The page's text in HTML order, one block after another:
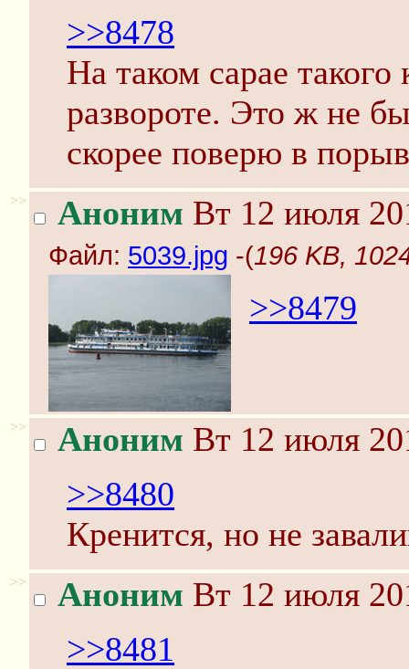
>>8478
На таком сарае
развороте. Это ж не
скорее поверю в
>> Аноним Вт 12 июля
Файл: 5039.jpg -(196 KB,
>>8479
>> Аноним Вт 12 июля
>>8480
Кренится, но не
>> Аноним Вт 12 июля
>>8481